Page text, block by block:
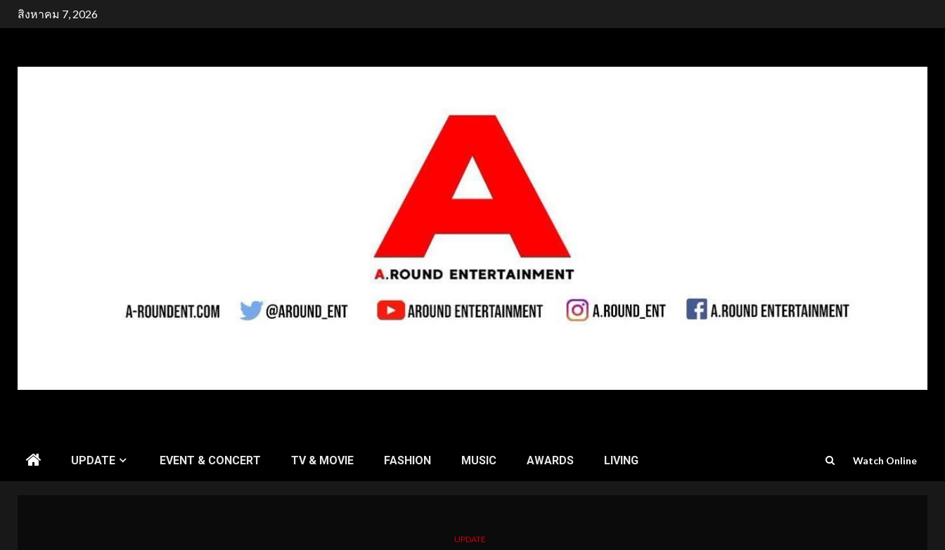
Skipสิงหาคม 7, 2026
UPDATE EVENT & CONCERT TV & MOVIE FASHION MUSIC AWARDS LIVING Watch Online
UPDATE